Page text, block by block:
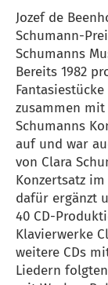
Jozef de
Schumann-
Schumanns
Bereits 1982
zusammen
Schumanns
auf und war
von Clara
Konzertsatz im
dafür ergänzt
40 CD-
Klavierwerke
weitere CDs
Liedern